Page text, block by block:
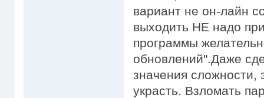
вариант не он-лайн
выходить НЕ надо
программы
обновлений".Даже
значения сложности,
украсть. Взломать